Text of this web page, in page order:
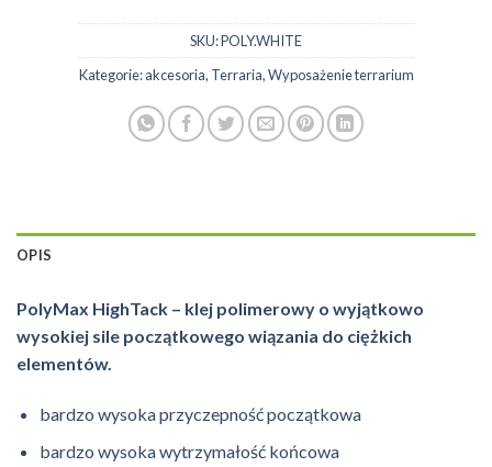
SKU:POLY.WHITE
Kategorie:akcesoria, Terraria,Wyposażenie terrarium
OPIS
PolyMax HighTack – klej polimerowy o wyjątkowo
wysokiej sile początkowego wiązania do ciężkich
elementów.
bardzo wysoka przyczepność początkowa
bardzo wysoka wytrzymałość końcowa